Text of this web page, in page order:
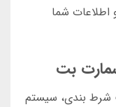
شما
بت
شرط بندی، سیستم